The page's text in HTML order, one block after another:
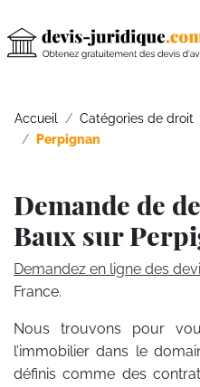
Accueil Catégories de droit
Perpignan
Demande de
Baux sur
Demandez en ligne des
France.
Nous trouvons pour
l’immobilier dans le
définis comme des